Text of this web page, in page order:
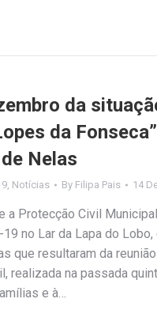
da
da
Nelas
, Notícias By Filipa Pais 14
a Protecção Civil
no Lar da Lapa do
que resultaram da
realizada na passada
e à…